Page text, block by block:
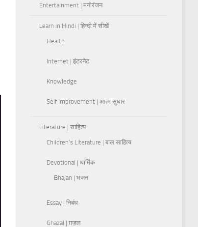
Entertainment | मनोरंजन
Learn in Hindi | हिन्दी में सीखें
Health
Internet | इंटरनेट
Knowledge
Self Improvement | आत्म सुधार
Literature | साहित्य
Children's Literature | बाल साहित्य
Devotional | धार्मिक
Bhajan | भजन
Essay | निबंध
Ghazal | ग़ज़ल